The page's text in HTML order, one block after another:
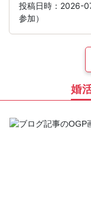
投稿日時：2026-
参加）
婚